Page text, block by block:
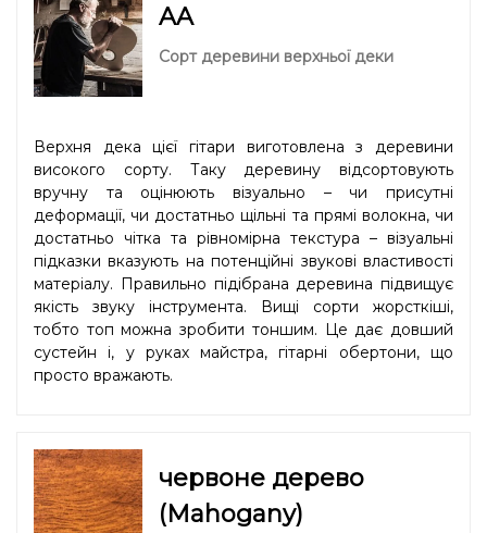
AA
Сорт деревини верхньої деки
Верхня дека цієї гітари виготовлена з деревини
високого сорту. Таку деревину відсортовують
вручну та оцінюють візуально – чи присутні
деформації, чи достатньо щільні та прямі волокна, чи
достатньо чітка та рівномірна текстура – візуальні
підказки вказують на потенційні звукові властивості
матеріалу. Правильно підібрана деревина підвищує
якість звуку інструмента. Вищі сорти жорсткіші,
тобто топ можна зробити тоншим. Це дає довший
сустейн і, у руках майстра, гітарні обертони, що
просто вражають.
червоне дерево
(Mahogany)